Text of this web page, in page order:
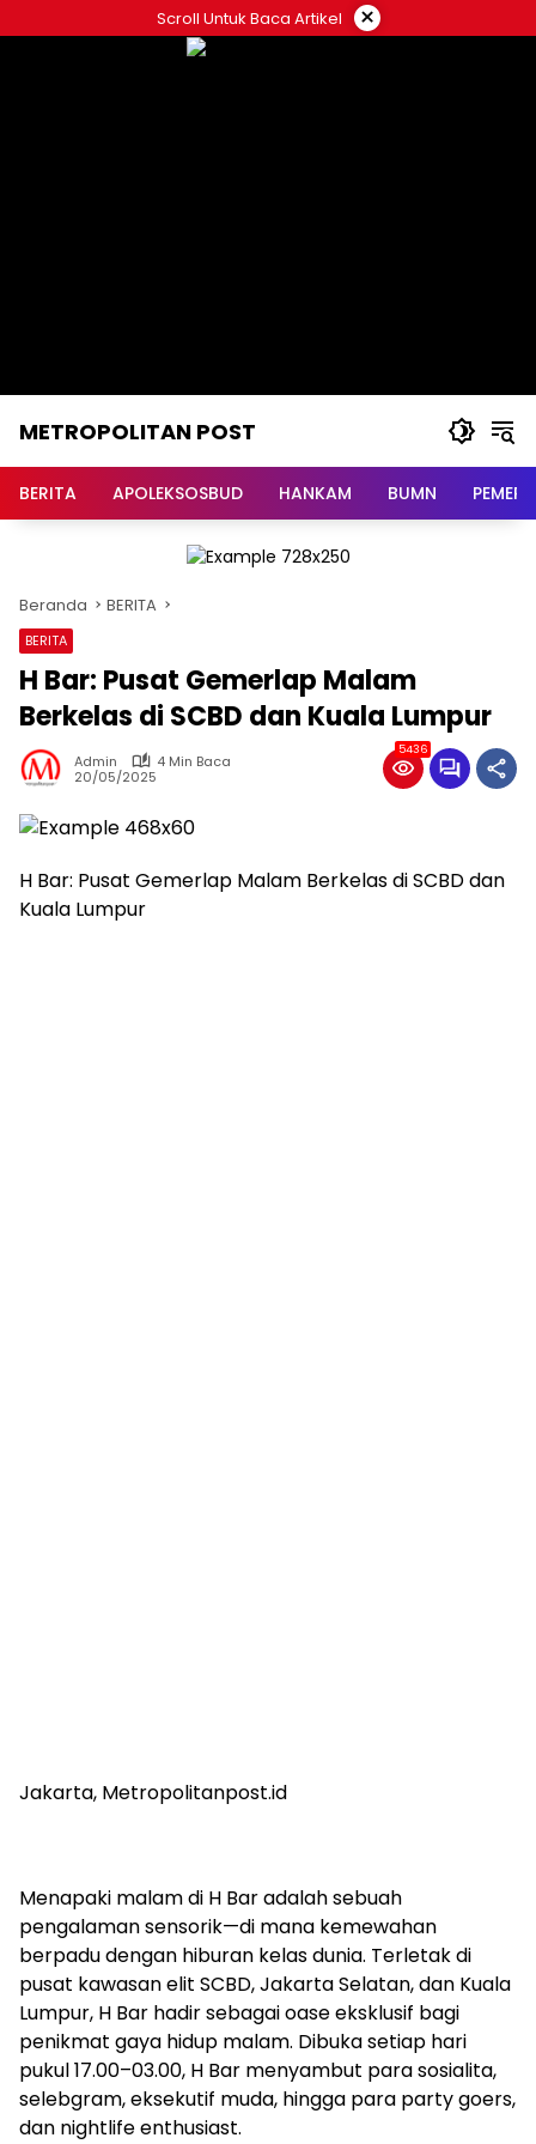
ke
Scroll Untuk Baca Artikel ×
METROPOLITAN POST
BERITA APOLEKSOSBUD HANKAM BUMN
Beranda BERITA
BERITA
H Bar: Pusat Gemerlap Malam
Berkelas di SCBD dan Kuala Lumpur
Admin
4 Min Baca
20/05/2025
5436
H Bar: Pusat Gemerlap Malam Berkelas di SCBD dan
Kuala Lumpur
Jakarta, Metropolitanpost.id
Menapaki malam di H Bar adalah sebuah
pengalaman sensorik—di mana kemewahan
berpadu dengan hiburan kelas dunia. Terletak di
pusat kawasan elit SCBD, Jakarta Selatan, dan Kuala
Lumpur, H Bar hadir sebagai oase eksklusif bagi
penikmat gaya hidup malam. Dibuka setiap hari
pukul 17.00–03.00, H Bar menyambut para sosialita,
selebgram, eksekutif muda, hingga para party goers,
dan nightlife enthusiast.